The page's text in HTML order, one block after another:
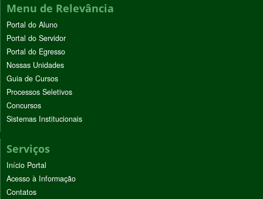
Menu de Relevância
Portal do Aluno
Portal do Servidor
Portal do Egresso
Nossas Unidades
Guia de Cursos
Processos Seletivos
Concursos
Sistemas Institucionais
Serviços
Início Portal
Acesso à Informação
Contatos